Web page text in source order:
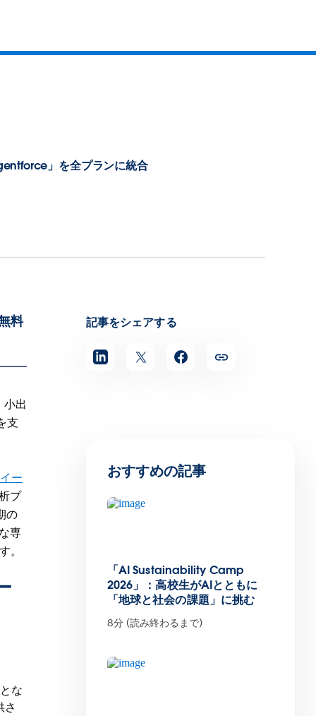
」を全プランに統合
料
小出
支
ー
プ
の
専
。
な
さ
記事をシェアする
おすすめの記事
「AI Sustainability Camp
2026」：高校生がAIとともに
「地球と社会の課題」に挑む
8分 (読み終わるまで)